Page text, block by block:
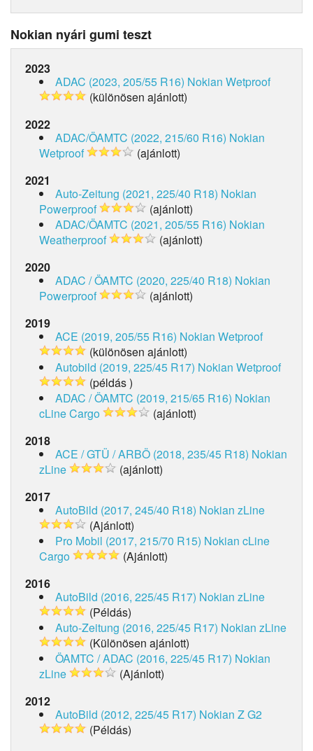
Nokian nyári gumi teszt
2023
ADAC (2023, 205/55 R16) Nokian Wetproof
(különösen ajánlott)
2022
ADAC/ÖAMTC (2022, 215/60 R16) Nokian
Wetproof
(ajánlott)
2021
Auto-Zeitung (2021, 225/40 R18) Nokian
Powerproof
(ajánlott)
ADAC/ÖAMTC (2021, 205/55 R16) Nokian
Weatherproof
(ajánlott)
2020
ADAC / ÖAMTC (2020, 225/40 R18) Nokian
Powerproof
(ajánlott)
2019
ACE (2019, 205/55 R16) Nokian Wetproof
(különösen ajánlott)
Autobild (2019, 225/45 R17) Nokian Wetproof
(példás )
ADAC / ÖAMTC (2019, 215/65 R16) Nokian
cLine Cargo
(ajánlott)
2018
ACE / GTÜ / ARBÖ (2018, 235/45 R18) Nokian
zLine
(ajánlott)
2017
AutoBild (2017, 245/40 R18) Nokian zLine
(Ajánlott)
Pro Mobil (2017, 215/70 R15) Nokian cLine
Cargo
(Ajánlott)
2016
AutoBild (2016, 225/45 R17) Nokian zLine
(Példás)
Auto-Zeitung (2016, 225/45 R17) Nokian zLine
(Különösen ajánlott)
ÖAMTC / ADAC (2016, 225/45 R17) Nokian
zLine
(Ajánlott)
2012
AutoBild (2012, 225/45 R17) Nokian Z G2
(Példás)